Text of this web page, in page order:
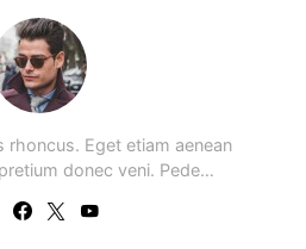
rhoncus. Eget etiam aenean
donec veni. Pede…